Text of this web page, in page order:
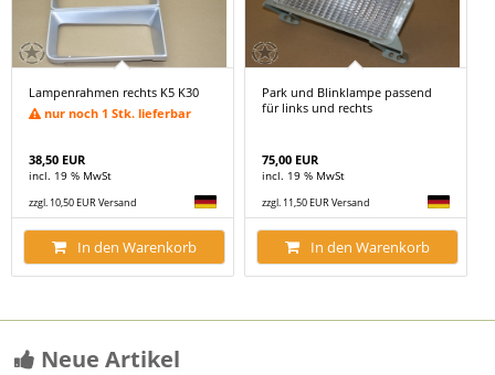
Lampenrahmen rechts K5 K30
nur noch 1 Stk. lieferbar
38,50 EUR
incl. 19 % MwSt
zzgl. 10,50 EUR Versand
In den Warenkorb
Park und Blinklampe passend
für links und rechts
75,00 EUR
incl. 19 % MwSt
zzgl. 11,50 EUR Versand
In den Warenkorb
Neue Artikel